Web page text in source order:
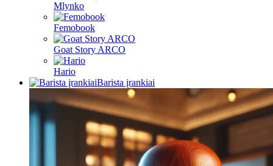
Mlynko
Femobook
Goat Story ARCO
Hario
Barista įrankiai